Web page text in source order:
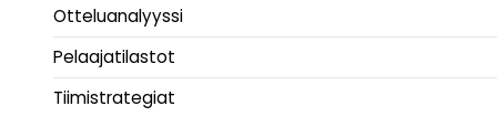
Otteluanalyyssi
Pelaajatilastot
Tiimistrategiat